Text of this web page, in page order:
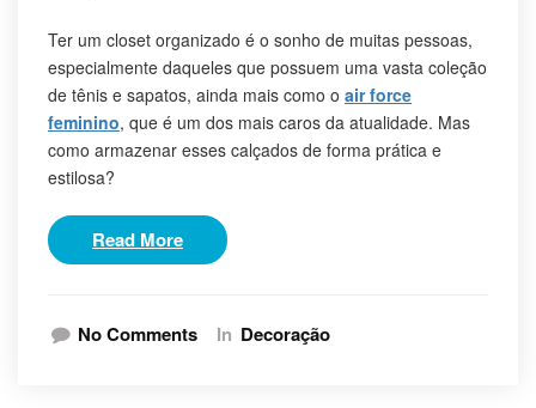
Ter um closet organizado é o sonho de muitas pessoas,
especialmente daqueles que possuem uma vasta coleção
de tênis e sapatos, ainda mais como o air force
feminino, que é um dos mais caros da atualidade. Mas
como armazenar esses calçados de forma prática e
estilosa?
Read More
No Comments In Decoração